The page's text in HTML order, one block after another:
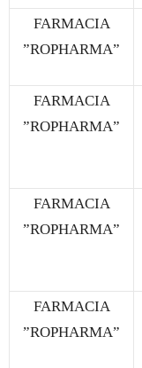
FARMACIA
”ROPHARMA”
FARMACIA
”ROPHARMA”
FARMACIA
”ROPHARMA”
FARMACIA
”ROPHARMA”